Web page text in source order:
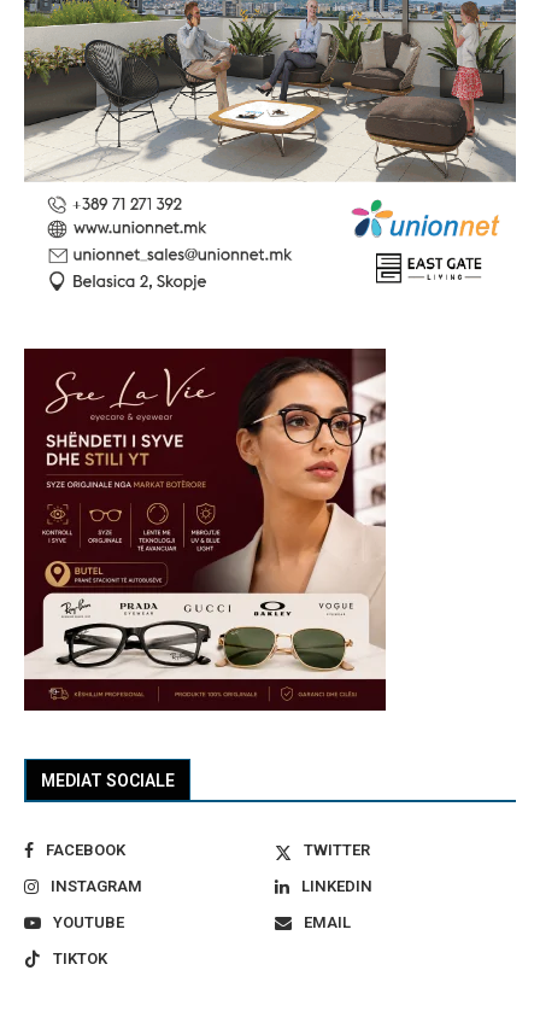
MEDIAT SOCIALE
FACEBOOK
TWITTER
INSTAGRAM
LINKEDIN
YOUTUBE
EMAIL
TIKTOK